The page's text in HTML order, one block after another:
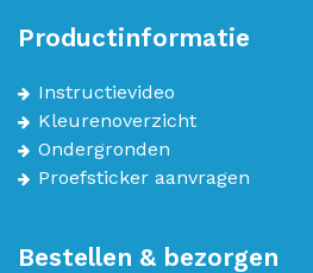
Productinformatie
Instructievideo
Kleurenoverzicht
Ondergronden
Proefsticker aanvragen
Bestellen & bezorgen